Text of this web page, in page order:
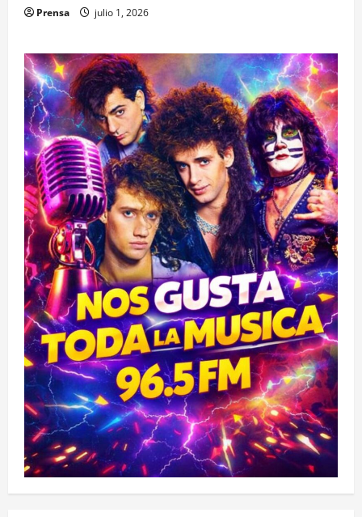
Prensa julio 1, 2026